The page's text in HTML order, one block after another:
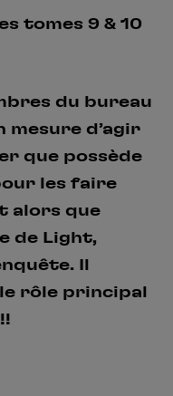
tomes 9 & 10
du bureau
mesure d’agir
que possède
les faire
alors que
de Light,
Il
rôle principal